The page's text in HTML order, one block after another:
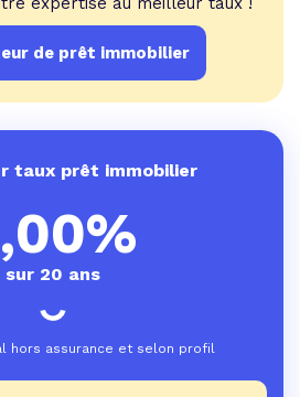
de prêt immobilier
taux prêt immobilier
sur 20 ans
hors assurance et selon profil